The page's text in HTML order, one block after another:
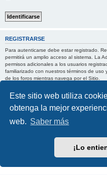
Este sitio web utiliza
obtenga la mejor
web. Saber más
¡Lo
REGISTRARSE
Para autenticarse debe estar registrado.
permitirá un amplio acceso al sistema. La
permisos adicionales a los usuarios
familiarizado con nuestros términos de
de los foros mientras navega por el Sitio.
Registrarse
Desarrollado porphpBB®